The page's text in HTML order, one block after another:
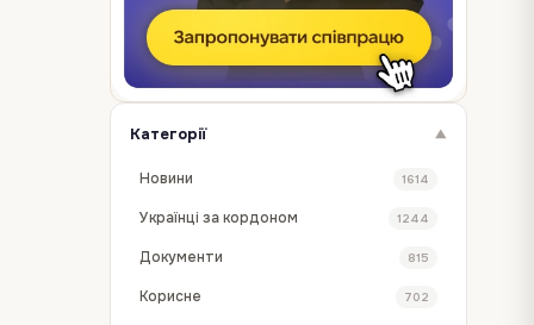
Категорії ▼
Новини 1614
Українці за кордоном 1244
Документи 815
Корисне 702